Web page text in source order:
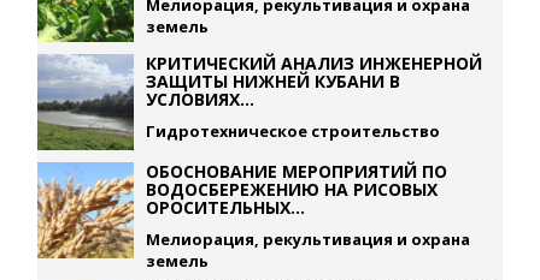
Мелиорация, рекультивация и охрана
земель
КРИТИЧЕСКИЙ АНАЛИЗ ИНЖЕНЕРНОЙ
ЗАЩИТЫ НИЖНЕЙ КУБАНИ В
УСЛОВИЯХ...
Гидротехническое строительство
ОБОСНОВАНИЕ МЕРОПРИЯТИЙ ПО
ВОДОСБЕРЕЖЕНИЮ НА РИСОВЫХ
ОРОСИТЕЛЬНЫХ...
Мелиорация, рекультивация и охрана
земель